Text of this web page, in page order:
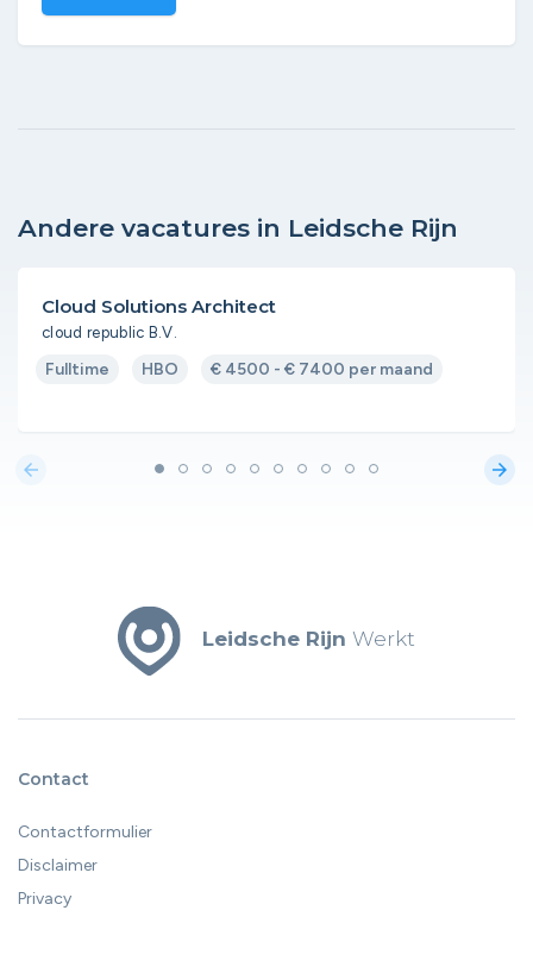
Andere vacatures in Leidsche Rijn
Cloud Solutions Architect
cloud republic B.V.
Fulltime HBO € 4500 - € 7400 per maand
arrow_back arrow_forward
Leidsche Rijn Werkt
Contact
Contactformulier
Disclaimer
Privacy